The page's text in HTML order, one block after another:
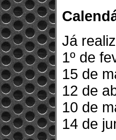
Já
1º de
15 de
12 de
10 de
14 de